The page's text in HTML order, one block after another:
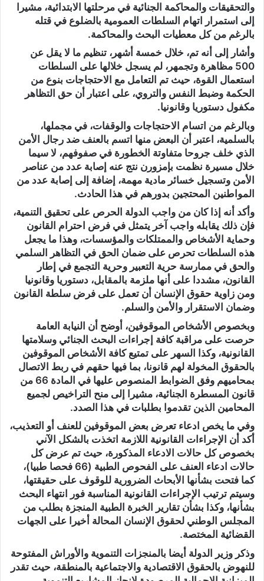
والتحقيقات والمحاكمة الجنائية في مرحلتها الابتدائية، مشيرا
إلى استمرار اتهام السلطات العمومية بالضلوع في قتله
بالرغم من كل معطيات البحث والمحاكمة.
وأشار إلى أنه تم، خلال خمسة أشهر، تنظيم ما لا يقل عن
500 مظاهرة وتجمهر، لم يسجل خلالها على السلطات
استعمال القوة، حيث تم التعامل مع الاحتجاجات بنوع من
الحكمة وضبط النفس والتروي، على اعتبار أن حق التظاهر
مكفول دستوريا وقانونيا.
وبالرغم من اتسام الاحتجاجات والوقفات، في مجملها،
بالسلمية، اعتبر أن البعض منها اتسم بالعنف ضد رجال الأمن
الذي خلف جروحا متفاوتة الخطورة في صفوفهم، لا سيما
خلال مسيرة نظمت بإمزورن نتج عنه إصابة عدد من عناصر
الأمن وتسجيل خسائر مادية مهمة، إضافة إلى إصابة عدد من
المواطنين المحتجين بدورهم في هذا الحادث.
وأكد أنه إذا كان من واجب الدولة الحرص على تحقيق التنمية،
فإن ذلك يقابله واجب آخر يتمثل في فرض احترام القانون
وحماية الأشخاص والممتلكات والمؤسسات، وهذا ما يجعل
هذه السلطات تحرص على ضمان الحق في التظاهر السلمي
والحق في ممارسة حرية التعبير وحرية التجمع في إطار
القانون، مشددا على أنها ملزمة بالمقابل، دستوريا وقانونيا
ومن زاوية حقوق الإنسان أن تعمل على فرض سلطة القانون
وضمان الاستقرار والأمن والسلم.
وبخصوص الأشخاص الموقوفين، أوضح أن النيابة العامة
حرصت على مراقبة كافة إجراءات البحث الجنائي وسلامتها
القانونية، وكذا السهر على تمتيع كافة الأشخاص الموقوفين
بالحقوق المخولة لهم قانونا، بما فيها حقهم في ربط الاتصال
بمحاميهم وفق الضوابط المنصوص عليها في المادة 66 من
قانون المسطرة الجنائية، مشيرا إلى منح التراخيص لجميع
المحامين الذين تقدموا بطلبات في هذا الصدد.
وفي ما يخص ادعاء تعرض بعض الموقوفين للعنف أو التعذيب،
أكد أن الإجراءات القانونية اللازمة اتخذت بالشكل الآني
بخصوص كل حالات الادعاء المذكورة، حيث تم عرض كل
حالات ادعاء العنف على الفحوص الطبية (66 فحصا طبيا)،
كما فتحت بشأنها الأبحاث الضرورية للوقوف على حقيقتها،
وسيتم ترتيب الإجراءات القانونية المناسبة فور انتهاء البحث
بشأنها، وكذا بشأن تقارير الخبرة الطبية المنجزة بطلب من
المجلس الوطني لحقوق الإنسان المحالة أخيرا على الجهات
القضائية المختصة.
وذكر وزير الدولة أيضا بالمنجزات التنموية والأوراش المفتوحة
للنهوض بالحقوق الاقتصادية والاجتماعية بالمنطقة، حيث تقدر